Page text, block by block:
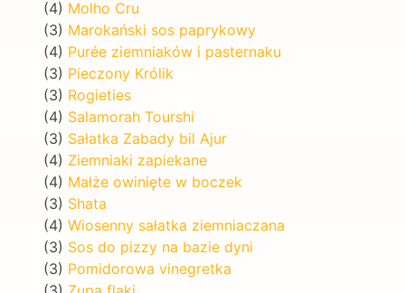
(4) Molho Cru
(3) Marokański sos paprykowy
(4) Purée ziemniaków i pasternaku
(3) Pieczony Królik
(3) Rogieties
(4) Salamorah Tourshi
(3) Sałatka Zabady bil Ajur
(4) Ziemniaki zapiekane
(4) Małże owinięte w boczek
(3) Shata
(4) Wiosenny sałatka ziemniaczana
(3) Sos do pizzy na bazie dyni
(3) Pomidorowa vinegretka